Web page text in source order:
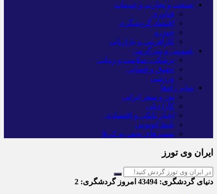
صنعت و تجارت و خدمات
فناوری
اقتصاد گردشگری
خودرو
کارآفرینی و بازاریابی
عمومی و سرگرمی
پزشکی، سلامت و زیبایی
حقوق و قضایی
ورزشی
سایر راه‌ها
تور و سفر ایرانی
کارا دیلی
اخبار بانکی و اقتصادی
بلیط اتوبوس
مسیرهای نجف به کربلا
ایران وی تورز
دنیای گردشگری: امروز گردشگری: